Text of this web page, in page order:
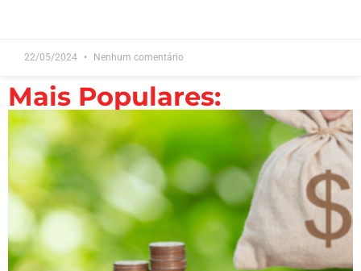
22/05/2024 Nenhum comentário
Mais Populares: